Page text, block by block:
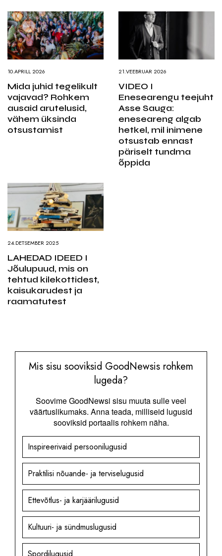
10.APRILL 2026
Mida juhid tegelikult
vajavad? Rohkem
ausaid arutelusid,
vähem üksinda
otsustamist
21.VEEBRUAR 2026
VIDEO I
Enesearengu teejuht
Asse Sauga:
eneseareng algab
hetkel, mil inimene
otsustab ennast
päriselt tundma
õppida
24.DETSEMBER 2025
LAHEDAD IDEED I
Jõulupuud, mis on
tehtud kilekottidest,
kaisukarudest ja
raamatutest
Mis sisu sooviksid GoodNewsis rohkem
lugeda?
Soovime GoodNewsi sisu muuta sulle veel
väärtuslikumaks. Anna teada, milliseid lugusid
sooviksid portaalis rohkem näha.
Inspireerivaid persoonilugusid
Praktilisi nõuande- ja terviselugusid
Ettevõtlus- ja karjäärilugusid
Kultuuri- ja sündmuslugusid
Spordilugusid